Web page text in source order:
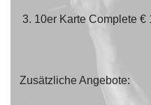
3. 10er Karte Complete €
Zusätzliche Angebote: